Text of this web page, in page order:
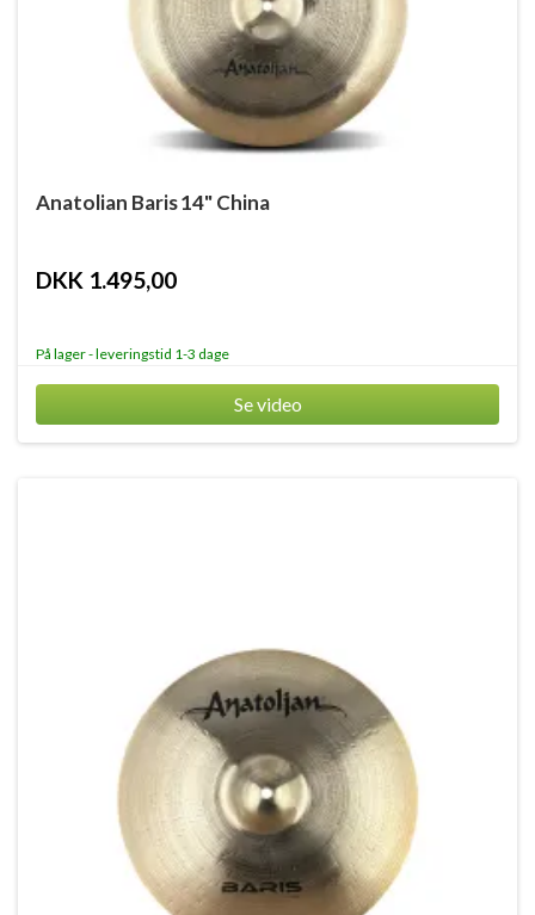
Anatolian Baris 14" China
DKK 1.495,00
På lager - leveringstid 1-3 dage
Se video